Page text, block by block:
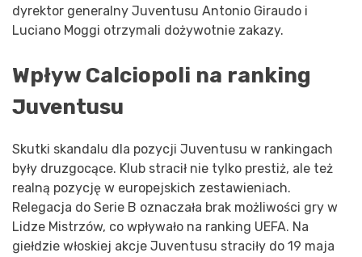
dyrektor generalny Juventusu Antonio Giraudo i
Luciano Moggi otrzymali dożywotnie zakazy.
Wpływ Calciopoli na ranking
Juventusu
Skutki skandalu dla pozycji Juventusu w rankingach
były druzgocące. Klub stracił nie tylko prestiż, ale też
realną pozycję w europejskich zestawieniach.
Relegacja do Serie B oznaczała brak możliwości gry w
Lidze Mistrzów, co wpływało na ranking UEFA. Na
giełdzie włoskiej akcje Juventusu straciły do 19 maja